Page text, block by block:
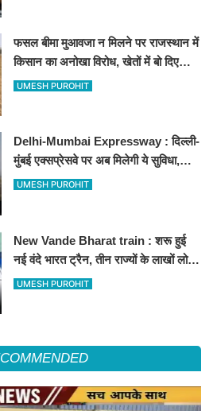
फसल बीमा मुआवजा न मिलने पर राजस्थान में
किसान का अनोखा विरोध, खेतों में बो दिए
500-500 रुपए के नोट, वीडियो वायरल
UMESH PUROHIT
Delhi-Mumbai Expressway : दिल्ली-
मुंबई एक्सप्रेसवे पर अब मिलेगी ये सुविधा,
हेलीकॉप्टर सर्विस से तुरंत घायल पहुंचेगा
UMESH PUROHIT
New Vande Bharat train : शरू हुई
नई वंदे भारत ट्रैन, तीन राज्यों के लाखों लोगों
का सफर होगा आसान, देखें पूरा रूटमैप
UMESH PUROHIT